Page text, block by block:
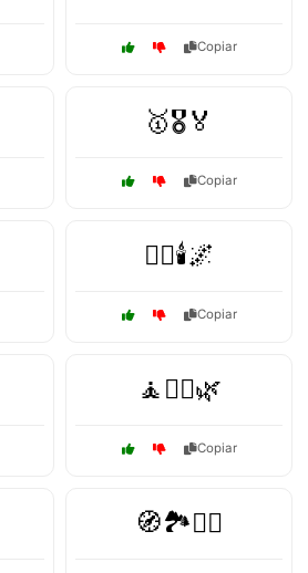
Copiar
🥇🎖️🏅
Copiar
🧖‍♀️🕯️🌌
Copiar
🧘🧘‍♂️🌿
Copiar
🧭🏞️🚵‍♂️